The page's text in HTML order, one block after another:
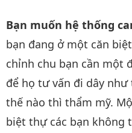
Bạn muốn hệ thống
bạn đang ở một căn
chỉnh chu bạn cần một
để họ tư vấn đi dây
thế nào thì thẩm mỹ.
biệt thự các bạn không